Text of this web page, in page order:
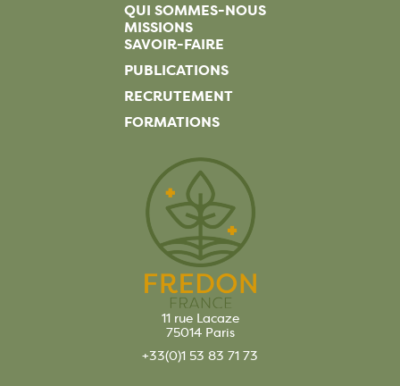
QUI SOMMES-NOUS
MISSIONS
SAVOIR-FAIRE
PUBLICATIONS
RECRUTEMENT
FORMATIONS
11 rue Lacaze
75014 Paris
+33(0)1 53 83 71 73